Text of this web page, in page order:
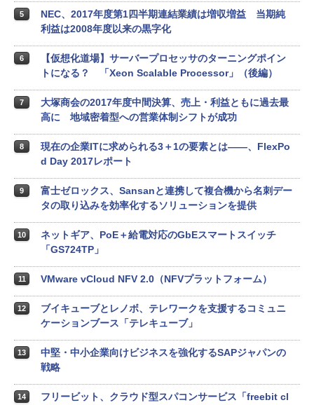
5
NEC、2017年度第1四半期連結業績は増収増益 当期純
利益は2008年度以来の黒字化
6
【仮想化道場】サーバープロセッサのターニングポイン
トになる？ 「Xeon Scalable Processor」（後編）
7
大塚商会の2017年度中間決算、売上・利益ともに過去最
高に 地域密着型への営業体制シフトが成功
8
現在の企業ITに求められる3＋1の要素とは――、FlexPo
d Day 2017レポート
9
富士ゼロックス、Sansanと連携して複合機から名刺デー
タの取り込みを効率化するソリューションを提供
10
ネットギア、PoE＋給電対応のGbEスマートスイッチ
「GS724TP」
11 VMware vCloud NFV 2.0（NFVプラットフォーム）
12
ブイキューブとレノボ、テレワークを支援するコミュニ
ケーションブース「テレキューブ」
13
中堅・中小企業向けビジネスを強化するSAPジャパンの
戦略
14
フリービット、クラウド型スパコンサービス「freebit cl